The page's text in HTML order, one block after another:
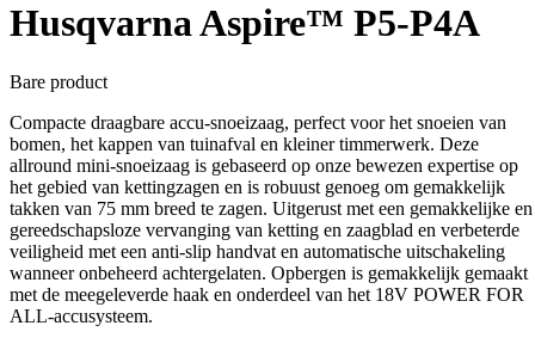
Husqvarna Aspire™ P5-P4A
Bare product
Compacte draagbare accu-snoeizaag, perfect voor het snoeien van
bomen, het kappen van tuinafval en kleiner timmerwerk. Deze
allround mini-snoeizaag is gebaseerd op onze bewezen expertise op
het gebied van kettingzagen en is robuust genoeg om gemakkelijk
takken van 75 mm breed te zagen. Uitgerust met een gemakkelijke en
gereedschapsloze vervanging van ketting en zaagblad en verbeterde
veiligheid met een anti-slip handvat en automatische uitschakeling
wanneer onbeheerd achtergelaten. Opbergen is gemakkelijk gemaakt
met de meegeleverde haak en onderdeel van het 18V POWER FOR
ALL-accusysteem.